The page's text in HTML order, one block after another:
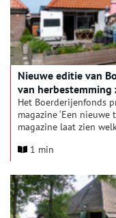
Nieuwe editie van
van herbestemming
Het Boerderijenfonds
magazine ‘Een
magazine laat zien
inspirerende
handvatten voor het
1 min